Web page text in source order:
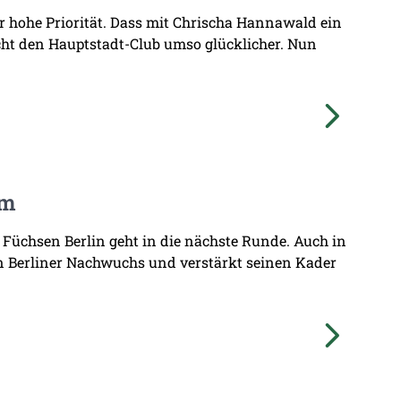
hohe Priorität. Dass mit Chrischa Hannawald ein
den Hauptstadt-Club umso glücklicher. Nun
Berlin geht in die nächste Runde. Auch in
Nachwuchs und verstärkt seinen Kader